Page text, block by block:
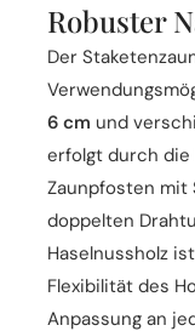
Robuster
Der
6 cm und
erfolgt durch die
Zaunpfosten mit
doppelten
Haselnussholz
Flexibilität des
Anpassung an